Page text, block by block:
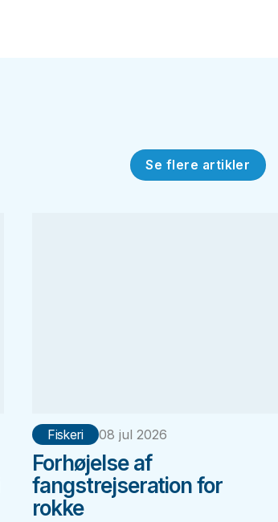
Se flere artikler
Fiskeri 08 jul 2026
Forhøjelse af
fangstrejseration for
rokke